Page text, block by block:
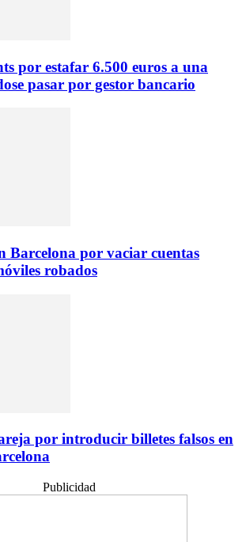
por estafar 6.500 euros a una
pasar por gestor bancario
Barcelona por vaciar cuentas
robados
por introducir billetes falsos en
Publicidad